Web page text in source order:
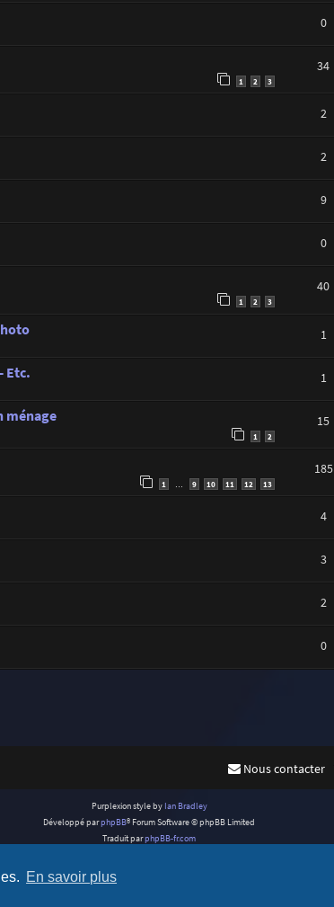
En savoir plus
0
1 2 3
34
2
2
9
0
1 2 3
40
1
Etc. 1
ménage
1 2
15
1 … 9 10 11 12 13
185
4
3
2
0
Nous contacter
Purplexion style by Ian Bradley
Développé parphpBB® Forum Software © phpBB Limited
Traduit parphpBB-fr.com